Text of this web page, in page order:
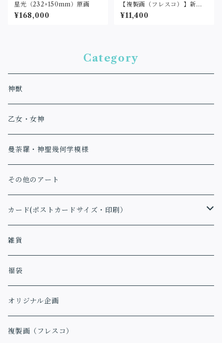
星光（232×150mm）原画
¥168,000
【複製画（フレスコ）】新た
なる世界へ（2L判サイズ）
¥11,400
Category
神獣
乙女・女神
曼荼羅・神聖幾何学模様
その他のアート
カード(ポストカードサイズ・印刷）
アファメーションカード
雑貨
福袋
オリジナル企画
複製画（フレスコ）